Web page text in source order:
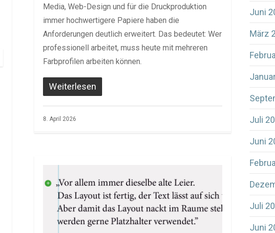
Media, Web-Design und für die Druckproduktion
immer hochwertigere Papiere haben die
Anforderungen deutlich erweitert. Das bedeutet: Wer
professionell arbeitet, muss heute mit mehreren
Farbprofilen arbeiten können.
Weiterlesen
8. April 2026
Juni
März
Juli
Juni
Juli
Juni